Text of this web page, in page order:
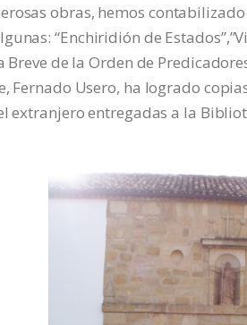
obras, hemos
“Enchiridión de
Breve de la Orden de
Fernado Usero, ha logrado
extranjero entregadas a la